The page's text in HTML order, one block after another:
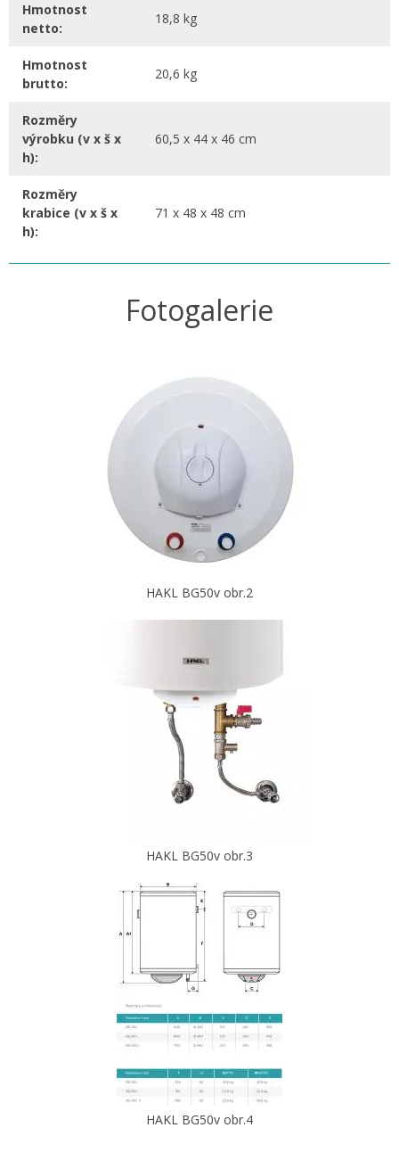
Hmotnost
netto:
18,8 kg
Hmotnost
brutto:
20,6 kg
Rozměry
výrobku (v x š x
h):
60,5 x 44 x 46 cm
Rozměry
krabice (v x š x
h):
71 x 48 x 48 cm
Fotogalerie
HAKL BG50v obr.2
HAKL BG50v obr.3
HAKL BG50v obr.4